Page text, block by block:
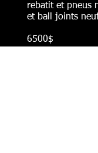
rebatit et pneus
et ball joints
6500$